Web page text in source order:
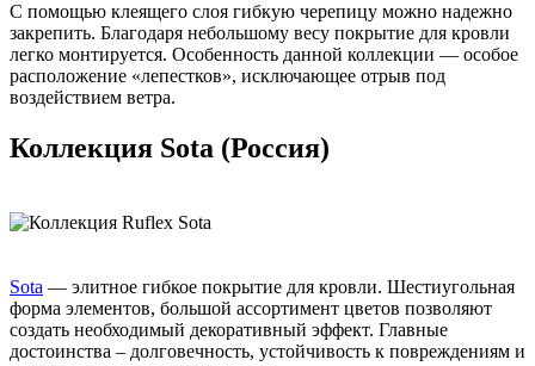
С помощью клеящего слоя гибкую черепицу можно надежно
закрепить. Благодаря небольшому весу покрытие для кровли
легко монтируется. Особенность данной коллекции — особое
расположение «лепестков», исключающее отрыв под
воздействием ветра.
Коллекция Sota (Россия)
Sota — элитное гибкое покрытие для кровли. Шестиугольная
форма элементов, большой ассортимент цветов позволяют
создать необходимый декоративный эффект. Главные
достоинства – долговечность, устойчивость к повреждениям и